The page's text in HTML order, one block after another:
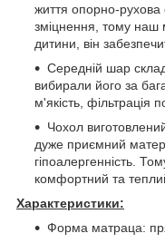
життя опорно-рухова
зміцнення, тому наш
дитини, він
Середній шар
вибирали його за
м'якість, фільтрація
Чохол
дуже приємний
гіпоалергенність.
комфортний та
Характеристики:
Форма матраца: